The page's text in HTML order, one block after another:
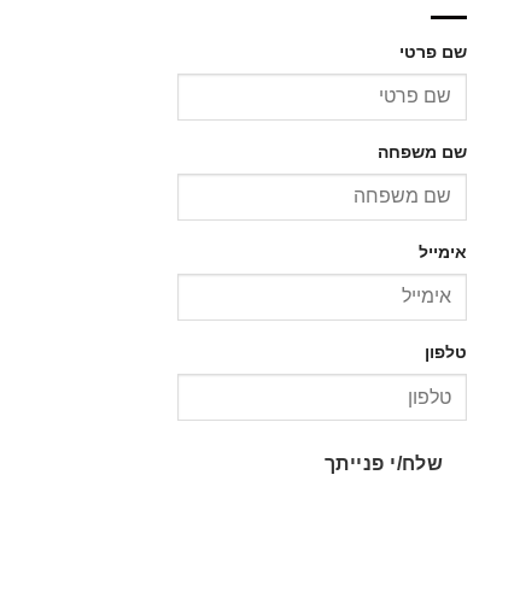
שם פרטי
שם משפחה
אימייל
טלפון
שלח/י פנייתך